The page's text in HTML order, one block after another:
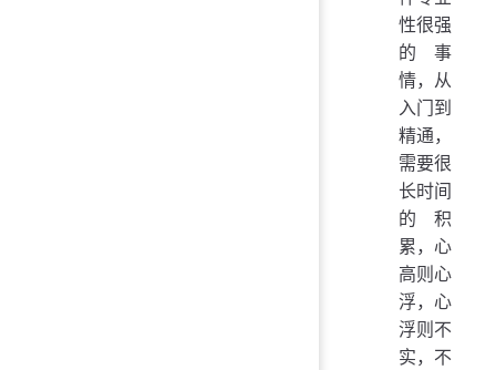
性很强
的事
情，从
入门到
精通，
需要很
长时间
的积
累，心
高则心
浮，心
浮则不
实，不